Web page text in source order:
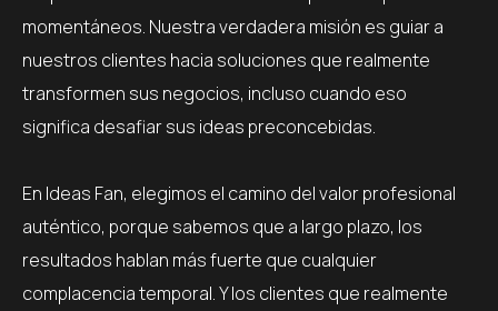
momentáneos. Nuestra verdadera misión es guiar a
nuestros clientes hacia soluciones que realmente
transformen sus negocios, incluso cuando eso
significa desafiar sus ideas preconcebidas.
En Ideas Fan, elegimos el camino del valor profesional
auténtico, porque sabemos que a largo plazo, los
resultados hablan más fuerte que cualquier
complacencia temporal. Y los clientes que realmente